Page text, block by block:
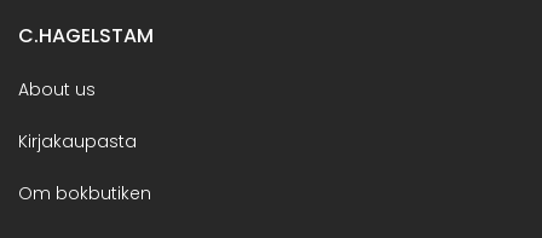
C.HAGELSTAM
About us
Kirjakaupasta
Om bokbutiken